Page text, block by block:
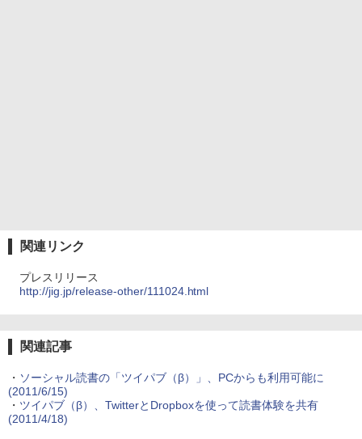
関連リンク
プレスリリース
http://jig.jp/release-other/111024.html
関連記事
・ ソーシャル読書の「ツイパブ（β）」、PCからも利用可能に
(2011/6/15)
・ ツイパブ（β）、TwitterとDropboxを使って読書体験を共有
(2011/4/18)